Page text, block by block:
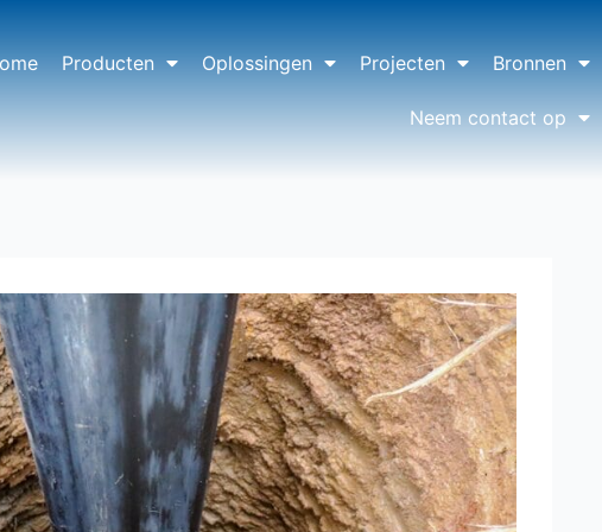
Producten Oplossingen Projecten Bronnen
Neem contact op